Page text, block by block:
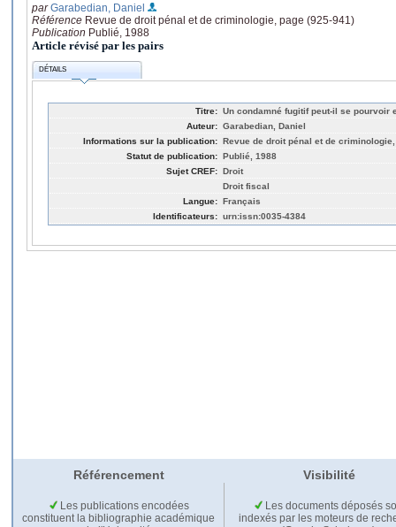
parGarabedian, Daniel
Référence Revue de droit pénal et de criminologie, page (925-941)
Publication Publié, 1988
Article révisé par les pairs
DÉTAILS
Titre: Un condamné fugitif peut-il se pourvoir
Auteur: Garabedian, Daniel
Informations sur la publication: Revue de droit pénal et de criminologie,
Statut de publication: Publié, 1988
Sujet CREF: Droit
Droit fiscal
Langue: Français
Identificateurs: urn:issn:0035-4384
Référencement Visibilité
Les publications encodées
constituent la bibliographie académique
Les documents déposés
indexés par les moteurs de